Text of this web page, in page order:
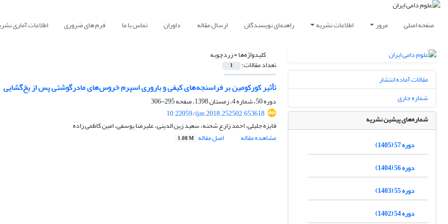
صفحه اصلی مرور اطلاعات نشریه راهنمای نویسندگان ارسال مقاله داوران تماس با ما فرم های ضروری اطلاعات آماری
کلیدواژه‌ها =زردچوبه
تعداد مقالات: 1
تأثیر کورکومین بر فراسنجه‌های کیفی و باروری اسپرم خروس‌های مادرگوشتی پس از یخ‌گشایی
دوره 50، شماره 4، زمستان 1398، صفحه
295-306
10.22059/ijas.2018.252502.653618
فایزه جلیلی، احمد زارع شحنه، سعید زین الدینی، علیرضا یوسفی، امین کاظمی زاده
مشاهده مقاله
اصل مقاله 1.08 M
مقالات آماده انتشار
شماره جاری
شماره‌های پیشین نشریه
دوره 57 (1405)
دوره 56 (1404)
دوره 55 (1403)
دوره 54 (1402)